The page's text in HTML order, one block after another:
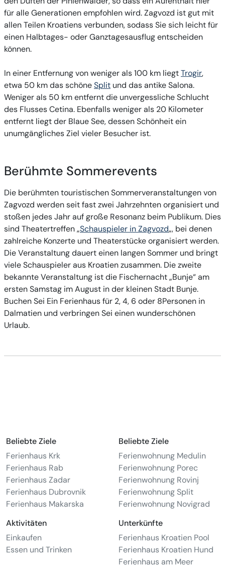
für alle Generationen empfohlen wird. Zagvozd ist gut mit
allen Teilen Kroatiens verbunden, sodass Sie sich leicht für
einen Halbtages- oder Ganztagesausflug entscheiden
können.
In einer Entfernung von weniger als 100 km liegtTrogir,
etwa 50 km das schöneSplit und das antike Salona.
Weniger als 50 km entfernt die unvergessliche Schlucht
des Flusses Cetina. Ebenfalls weniger als 20 Kilometer
entfernt liegt der Blaue See, dessen Schönheit ein
unumgängliches Ziel vieler Besucher ist.
Berühmte Sommerevents
Die berühmten touristischen Sommerveranstaltungen von
Zagvozd werden seit fast zwei Jahrzehnten organisiert und
stoßen jedes Jahr auf große Resonanz beim Publikum. Dies
sind Theatertreffen „Schauspieler in Zagvozd„, bei denen
zahlreiche Konzerte und Theaterstücke organisiert werden.
Die Veranstaltung dauert einen langen Sommer und bringt
viele Schauspieler aus Kroatien zusammen. Die zweite
bekannte Veranstaltung ist die Fischernacht „Bunje“ am
ersten Samstag im August in der kleinen Stadt Bunje.
Buchen Sei Ein Ferienhaus für 2, 4, 6 oder 8Personen in
Dalmatien und verbringen Sei einen wunderschönen
Urlaub.
Beliebte Ziele
Ferienhaus Krk
Ferienhaus Rab
Ferienhaus Zadar
Ferienhaus Dubrovnik
Ferienhaus Makarska
Beliebte Ziele
Ferienwohnung Medulin
Ferienwohnung Porec
Ferienwohnung Rovinj
Ferienwohnung Split
Ferienwohnung Novigrad
Aktivitäten
Einkaufen
Essen und Trinken
Unterkünfte
Ferienhaus Kroatien Pool
Ferienhaus Kroatien Hund
Ferienhaus am Meer